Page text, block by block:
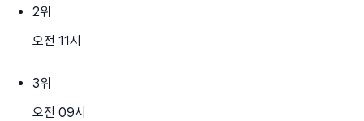
2위
오전 11시
3위
오전 09시